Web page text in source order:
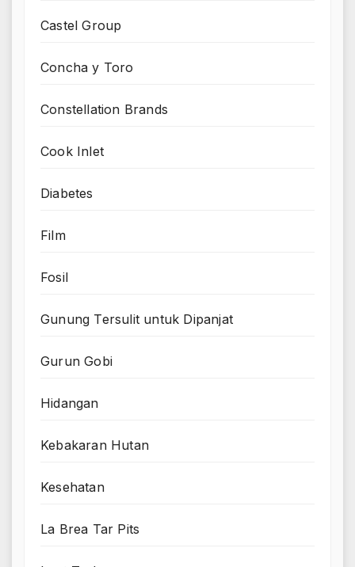
Castel Group
Concha y Toro
Constellation Brands
Cook Inlet
Diabetes
Film
Fosil
Gunung Tersulit untuk Dipanjat
Gurun Gobi
Hidangan
Kebakaran Hutan
Kesehatan
La Brea Tar Pits